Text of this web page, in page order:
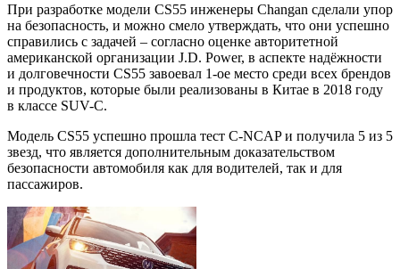
При разработке модели CS55 инженеры Changan сделали упор
на безопасность, и можно смело утверждать, что они успешно
справились с задачей – согласно оценке авторитетной
американской организации J.D. Power, в аспекте надёжности
и долговечности CS55 завоевал 1-ое место среди всех брендов
и продуктов, которые были реализованы в Китае в 2018 году
в классе SUV-C.
Модель CS55 успешно прошла тест C-NCAP и получила 5 из 5
звезд, что является дополнительным доказательством
безопасности автомобиля как для водителей, так и для
пассажиров.